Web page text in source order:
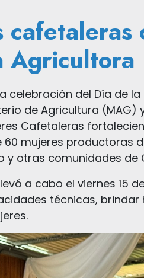
Agricultora
celebración del Día de
de Agricultura (MAG)
Cafetaleras
mujeres productoras
y otras comunidades de
a cabo el viernes 15
técnicas,